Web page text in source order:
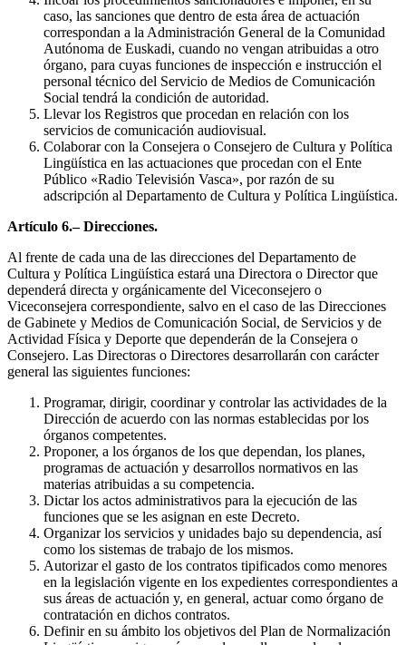
caso, las sanciones que dentro de esta área de actuación
correspondan a la Administración General de la Comunidad
Autónoma de Euskadi, cuando no vengan atribuidas a otro
órgano, para cuyas funciones de inspección e instrucción el
personal técnico del Servicio de Medios de Comunicación
Social tendrá la condición de autoridad.
Llevar los Registros que procedan en relación con los
servicios de comunicación audiovisual.
Colaborar con la Consejera o Consejero de Cultura y Política
Lingüística en las actuaciones que procedan con el Ente
Público «Radio Televisión Vasca», por razón de su
adscripción al Departamento de Cultura y Política Lingüística.
Artículo 6.– Direcciones.
Al frente de cada una de las direcciones del Departamento de
Cultura y Política Lingüística estará una Directora o Director que
dependerá directa y orgánicamente del Viceconsejero o
Viceconsejera correspondiente, salvo en el caso de las Direcciones
de Gabinete y Medios de Comunicación Social, de Servicios y de
Actividad Física y Deporte que dependerán de la Consejera o
Consejero. Las Directoras o Directores desarrollarán con carácter
general las siguientes funciones:
Programar, dirigir, coordinar y controlar las actividades de la
Dirección de acuerdo con las normas establecidas por los
órganos competentes.
Proponer, a los órganos de los que dependan, los planes,
programas de actuación y desarrollos normativos en las
materias atribuidas a su competencia.
Dictar los actos administrativos para la ejecución de las
funciones que se les asignan en este Decreto.
Organizar los servicios y unidades bajo su dependencia, así
como los sistemas de trabajo de los mismos.
Autorizar el gasto de los contratos tipificados como menores
en la legislación vigente en los expedientes correspondientes a
sus áreas de actuación y, en general, actuar como órgano de
contratación en dichos contratos.
Definir en su ámbito los objetivos del Plan de Normalización